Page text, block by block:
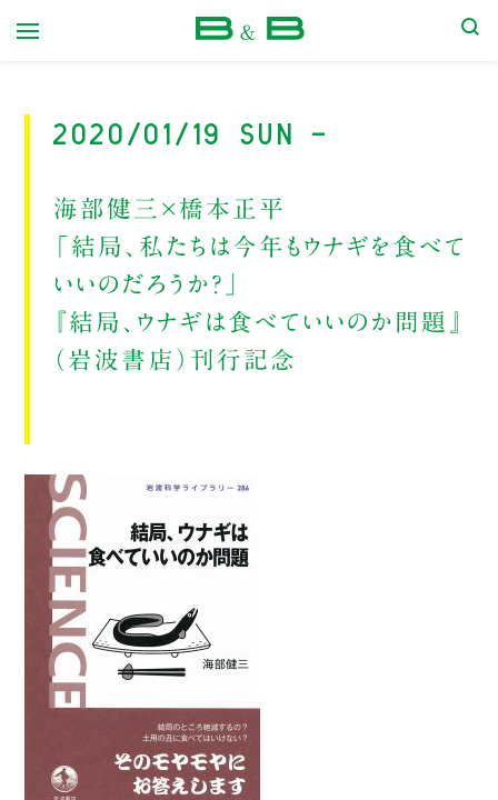
2020/01/19 Sun -
海部健三×橋本正平
「結局、私たちは今年もウナギを食べて
いいのだろうか?」
『結局、ウナギは食べていいのか問題』
（岩波書店）刊行記念